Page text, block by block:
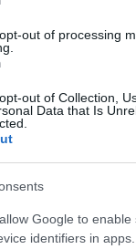
out of processing
out of Collection,
Data that Is
Google to
identifiers in apps.